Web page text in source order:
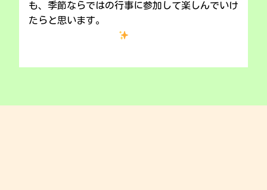
も、季節ならではの行事に参加して楽しんでいけ
たらと思います。